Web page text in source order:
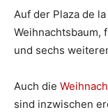
Auf der Plaza de
Weihnachtsbaum,
und sechs
Auch die
sind inzwischen